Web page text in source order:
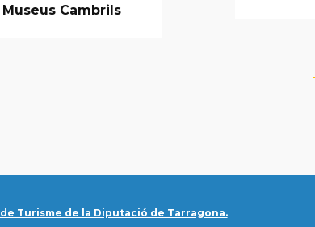
Museus Cambrils
Turisme de la Diputació de Tarragona.